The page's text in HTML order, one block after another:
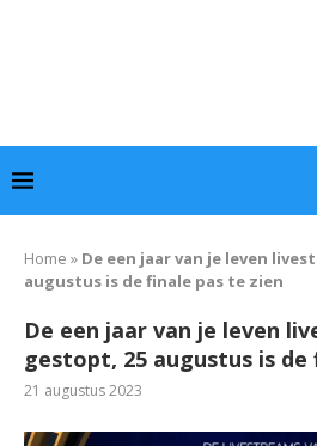
Home » De een jaar van je leven
augustus is de finale pas te zien
De een jaar van je leven
gestopt, 25 augustus is de
21 augustus 2023